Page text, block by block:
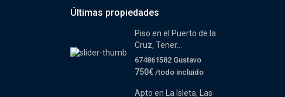
Últimas propiedades
Piso en el Puerto de la
Cruz, Tener...
674861582 Gustavo
750€ /todo incluido
Apto en La Isleta, Las